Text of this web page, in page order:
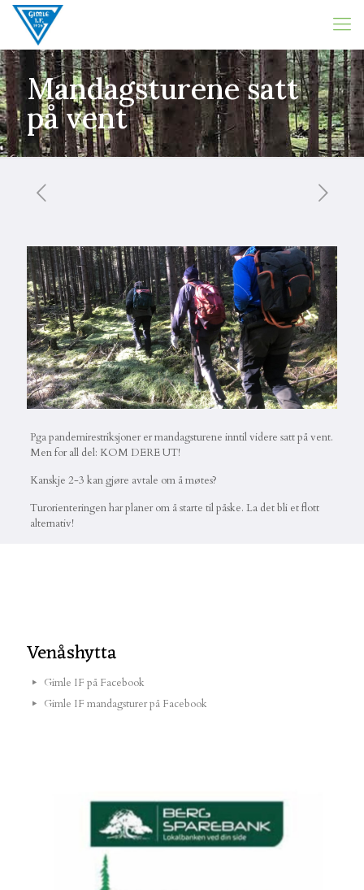
Mandagsturene satt
på vent
Pga pandemirestriksjoner er mandagsturene inntil videre satt på vent.
Men for all del: KOM DERE UT!
Kanskje 2-3 kan gjøre avtale om å møtes?
Turorienteringen har planer om å starte til påske. La det bli et flott
alternativ!
Venåshytta
Gimle IF på Facebook
Gimle IF mandagsturer på Facebook